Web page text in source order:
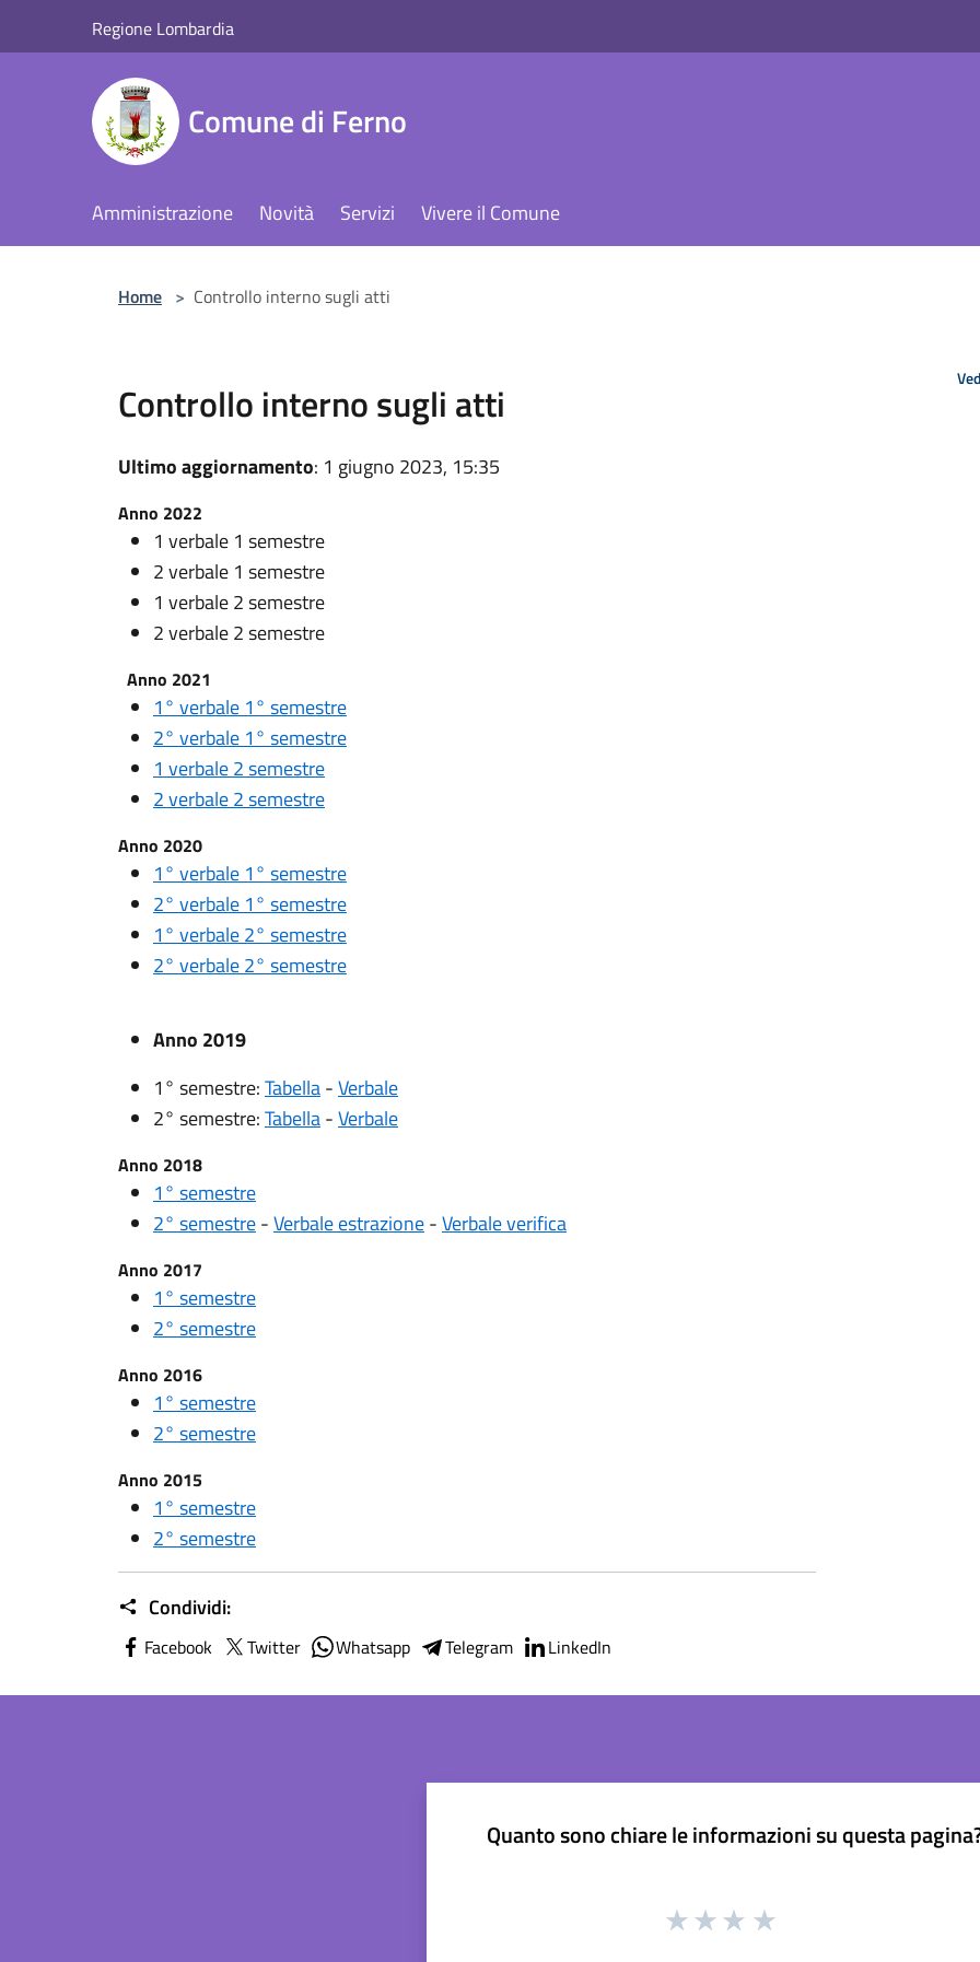
Regione Lombardia
Comune di Ferno
Amministrazione Novità Servizi Vivere il Comune
Home > Controllo interno sugli atti
Controllo interno sugli atti
Ultimo aggiornamento: 1 giugno 2023, 15:35
Anno 2022
1 verbale 1 semestre
2 verbale 1 semestre
1 verbale 2 semestre
2 verbale 2 semestre
Anno 2021
1° verbale 1° semestre
2° verbale 1° semestre
1 verbale 2 semestre
2 verbale 2 semestre
Anno 2020
1° verbale 1° semestre
2° verbale 1° semestre
1° verbale 2° semestre
2° verbale 2° semestre
Anno 2019
1° semestre:Tabella-Verbale
2° semestre:Tabella-Verbale
Anno 2018
1° semestre
2° semestre-Verbale estrazione-Verbale verifica
Anno 2017
1° semestre
2° semestre
Anno 2016
1° semestre
2° semestre
Anno 2015
1° semestre
2° semestre
Condividi:
Facebook Twitter Whatsapp Telegram LinkedIn
Quanto sono chiare le informazioni su questa